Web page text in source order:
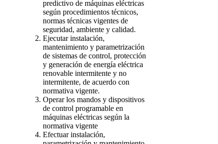
predictivo de máquinas eléctricas
según procedimientos técnicos,
normas técnicas vigentes de
seguridad, ambiente y calidad.
Ejecutar instalación,
mantenimiento y parametrización
de sistemas de control, protección
y generación de energía eléctrica
renovable intermitente y no
intermitente, de acuerdo con
normativa vigente.
Operar los mandos y dispositivos
de control programable en
máquinas eléctricas según la
normativa vigente
Efectuar instalación,